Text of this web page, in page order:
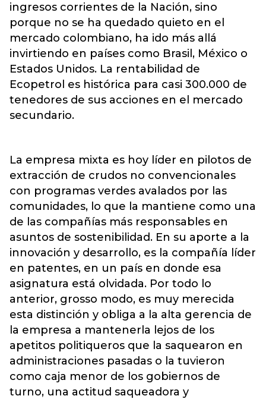
ingresos corrientes de la Nación, sino
porque no se ha quedado quieto en el
mercado colombiano, ha ido más allá
invirtiendo en países como Brasil, México o
Estados Unidos. La rentabilidad de
Ecopetrol es histórica para casi 300.000 de
tenedores de sus acciones en el mercado
secundario.
La empresa mixta es hoy líder en pilotos de
extracción de crudos no convencionales
con programas verdes avalados por las
comunidades, lo que la mantiene como una
de las compañías más responsables en
asuntos de sostenibilidad. En su aporte a la
innovación y desarrollo, es la compañía líder
en patentes, en un país en donde esa
asignatura está olvidada. Por todo lo
anterior, grosso modo, es muy merecida
esta distinción y obliga a la alta gerencia de
la empresa a mantenerla lejos de los
apetitos politiqueros que la saquearon en
administraciones pasadas o la tuvieron
como caja menor de los gobiernos de
turno, una actitud saqueadora y